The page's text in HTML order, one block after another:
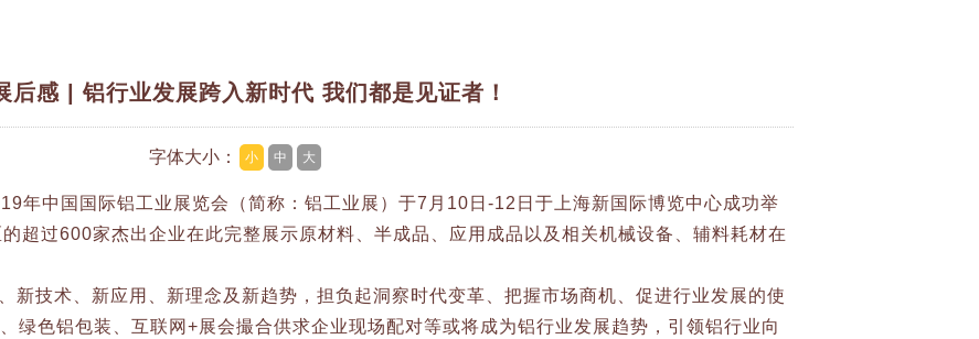
后感 | 铝行业发展跨入新时代 我们都是见证者！
字体大小： 小 中 大
年中国国际铝工业展览会（简称：铝工业展）于7月10日-12日于上海新国际博览中心成功举
超过600家杰出企业在此完整展示原材料、半成品、应用成品以及相关机械设备、辅料耗材在
新技术、新应用、新理念及新趋势，担负起洞察时代变革、把握市场商机、促进行业发展的使
绿色铝包装、互联网+展会撮合供求企业现场配对等或将成为铝行业发展趋势，引领铝行业向